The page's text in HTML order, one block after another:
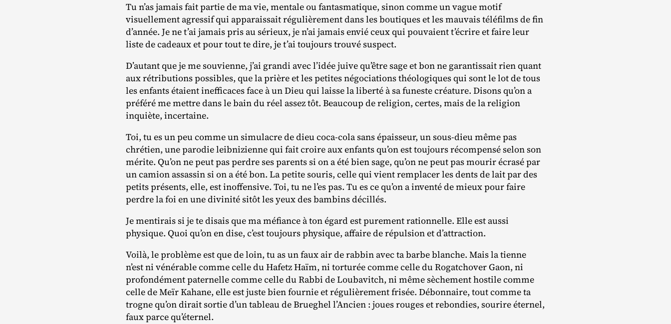
Tu n’as jamais fait partie de ma vie, mentale ou fantasmatique, sinon comme un vague motif
visuellement agressif qui apparaissait régulièrement dans les boutiques et les mauvais téléfilms de fin
d’année. Je ne t’ai jamais pris au sérieux, je n’ai jamais envié ceux qui pouvaient t’écrire et faire leur
liste de cadeaux et pour tout te dire, je t’ai toujours trouvé suspect.
D’autant que je me souvienne, j’ai grandi avec l’idée juive qu’être sage et bon ne garantissait rien quant
aux rétributions possibles, que la prière et les petites négociations théologiques qui sont le lot de tous
les enfants étaient inefficaces face à un Dieu qui laisse la liberté à sa funeste créature. Disons qu’on a
préféré me mettre dans le bain du réel assez tôt. Beaucoup de religion, certes, mais de la religion
inquiète, incertaine.
Toi, tu es un peu comme un simulacre de dieu coca‐​cola sans épaisseur, un sous‐​dieu même pas
chrétien, une parodie leibnizienne qui fait croire aux enfants qu’on est toujours récompensé selon son
mérite. Qu’on ne peut pas perdre ses parents si on a été bien sage, qu’on ne peut pas mourir écrasé par
un camion assassin si on a été bon. La petite souris, celle qui vient remplacer les dents de lait par des
petits présents, elle, est inoffensive. Toi, tu ne l’es pas. Tu es ce qu’on a inventé de mieux pour faire
perdre la foi en une divinité sitôt les yeux des bambins décillés.
Je mentirais si je te disais que ma méfiance à ton égard est purement rationnelle. Elle est aussi
physique. Quoi qu’on en dise, c’est toujours physique, affaire de répulsion et d’attraction.
Voilà, le problème est que de loin, tu as un faux air de rabbin avec ta barbe blanche. Mais la tienne
n’est ni vénérable comme celle du Hafetz Haïm, ni torturée comme celle du Rogatchover Gaon, ni
profondément paternelle comme celle du Rabbi de Loubavitch, ni même sèchement hostile comme
celle de Meïr Kahane, elle est juste bien fournie et régulièrement frisée. Débonnaire, tout comme ta
trogne qu’on dirait sortie d’un tableau de Brueghel l’Ancien : joues rouges et rebondies, sourire éternel,
faux parce qu’éternel.